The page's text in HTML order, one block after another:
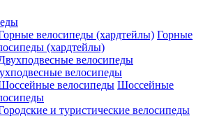
Горные
(хардтейлы)
велосипеды
Шоссейные